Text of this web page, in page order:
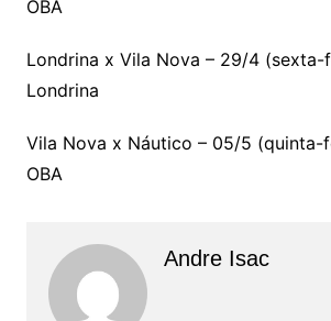
OBA
Londrina x Vila Nova – 29/4 (sexta-
Londrina
Vila Nova x Náutico – 05/5 (quinta-
OBA
Andre Isac